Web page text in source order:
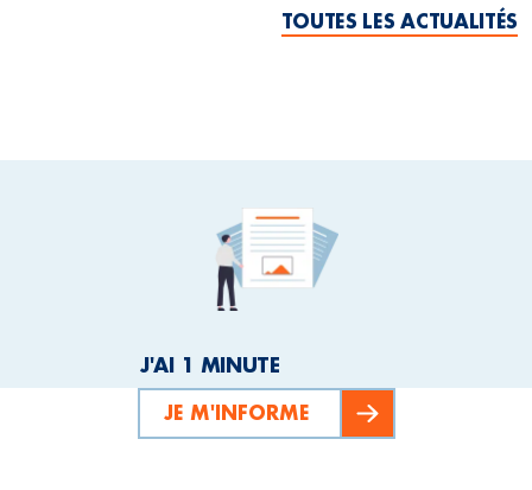
TOUTES LES ACTUALITÉS
J'AI 1 MINUTE
JE M'INFORME